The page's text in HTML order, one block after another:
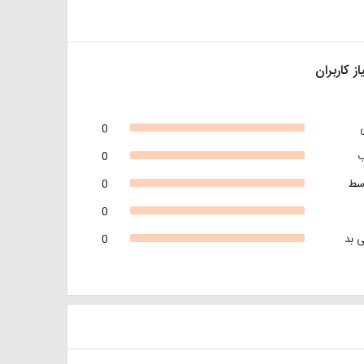
کاربران
0
0
0
0
0
بد